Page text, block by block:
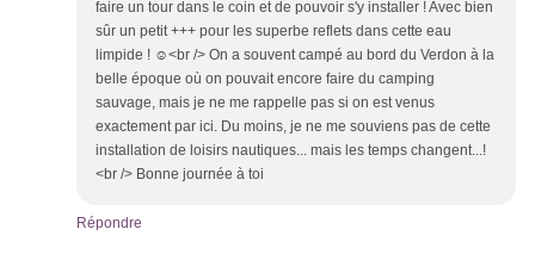
faire un tour dans le coin et de pouvoir s'y installer ! Avec bien
sûr un petit +++ pour les superbe reflets dans cette eau
limpide ! ☺️<br /> On a souvent campé au bord du Verdon à la
belle époque où on pouvait encore faire du camping
sauvage, mais je ne me rappelle pas si on est venus
exactement par ici. Du moins, je ne me souviens pas de cette
installation de loisirs nautiques... mais les temps changent...!
<br /> Bonne journée à toi
Répondre